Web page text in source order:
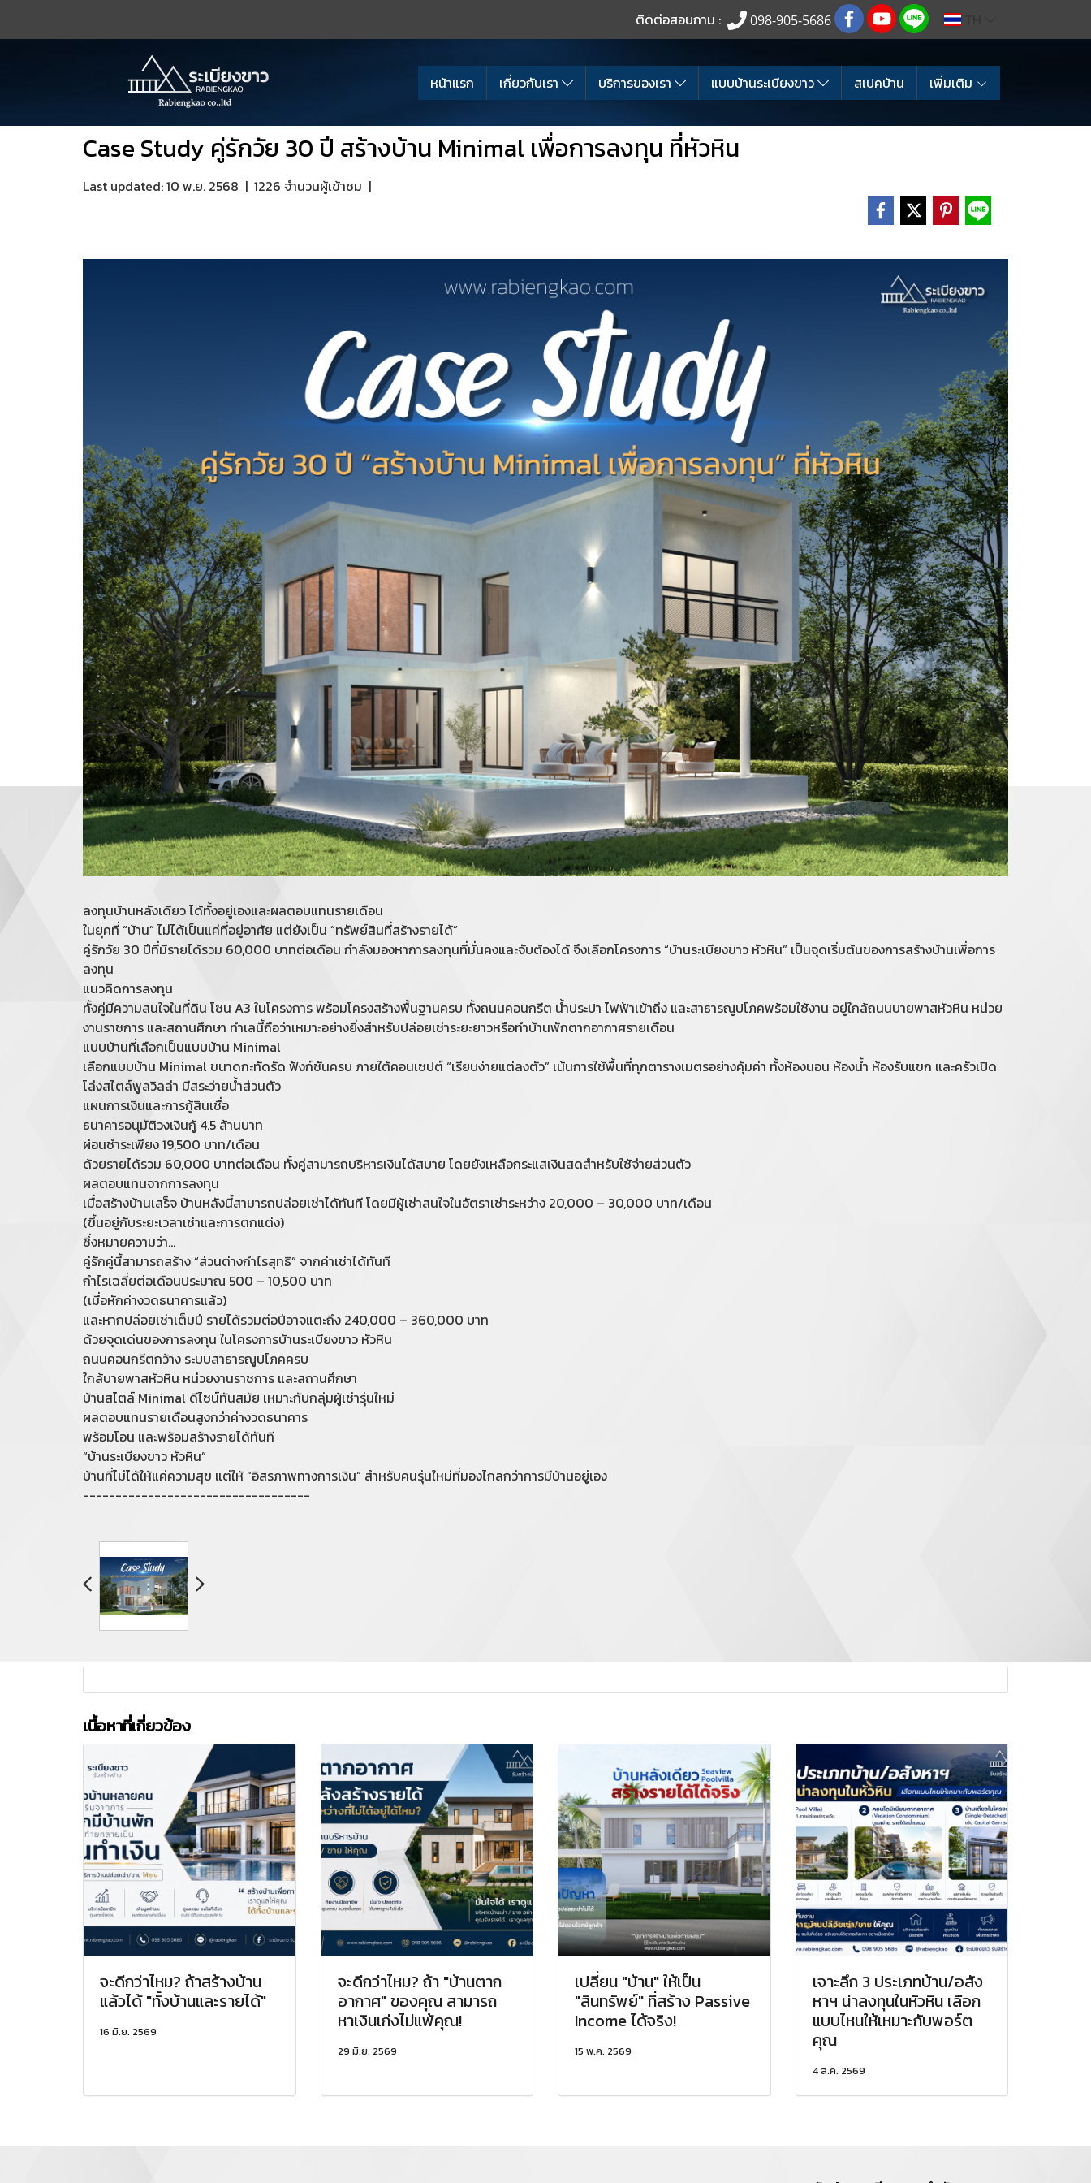
ติดต่อสอบถาม : 098-905-5686
หน้าแรก เกี่ยวกับเรา บริการของเรา แบบบ้านระเบียงขาว สเปคบ้าน เพิ่มเติม
Case Study คู่รักวัย 30 ปี สร้างบ้าน Minimal เพื่อการลงทุน ที่หัวหิน
Last updated: 10 พ.ย. 2568 | 1226 จำนวนผู้เข้าชม |
ลงทุนบ้านหลังเดียว ได้ทั้งอยู่เองและผลตอบแทนรายเดือน
ในยุคที่ “บ้าน” ไม่ได้เป็นแค่ที่อยู่อาศัย แต่ยังเป็น “ทรัพย์สินที่สร้างรายได้”
คู่รักวัย 30 ปีที่มีรายได้รวม 60,000 บาทต่อเดือน กำลังมองหาการลงทุนที่มั่นคงและจับต้องได้ จึงเลือกโครงการ “บ้านระเบียงขาว หัวหิน” เป็นจุดเริ่มต้นของการสร้างบ้านเพื่อการ
ลงทุน
แนวคิดการลงทุน
ทั้งคู่มีความสนใจในที่ดิน โซน A3 ในโครงการ พร้อมโครงสร้างพื้นฐานครบ ทั้งถนนคอนกรีต น้ำประปา ไฟฟ้าเข้าถึง และสาธารณูปโภคพร้อมใช้งาน อยู่ใกล้ถนนบายพาสหัวหิน หน่วย
งานราชการ และสถานศึกษา ทำเลนี้ถือว่าเหมาะอย่างยิ่งสำหรับปล่อยเช่าระยะยาวหรือทำบ้านพักตากอากาศรายเดือน
แบบบ้านที่เลือกเป็นแบบบ้าน Minimal
เลือกแบบบ้าน Minimal ขนาดกะทัดรัด ฟังก์ชันครบ ภายใต้คอนเซปต์ “เรียบง่ายแต่ลงตัว” เน้นการใช้พื้นที่ทุกตารางเมตรอย่างคุ้มค่า ทั้งห้องนอน ห้องน้ำ ห้องรับแขก และครัวเปิด
โล่งสไตล์พูลวิลล่า มีสระว่ายน้ำส่วนตัว
แผนการเงินและการกู้สินเชื่อ
ธนาคารอนุมัติวงเงินกู้ 4.5 ล้านบาท
ผ่อนชำระเพียง 19,500 บาท/เดือน
ด้วยรายได้รวม 60,000 บาทต่อเดือน ทั้งคู่สามารถบริหารเงินได้สบาย โดยยังเหลือกระแสเงินสดสำหรับใช้จ่ายส่วนตัว
ผลตอบแทนจากการลงทุน
เมื่อสร้างบ้านเสร็จ บ้านหลังนี้สามารถปล่อยเช่าได้ทันที โดยมีผู้เช่าสนใจในอัตราเช่าระหว่าง 20,000 – 30,000 บาท/เดือน
(ขึ้นอยู่กับระยะเวลาเช่าและการตกแต่ง)
ซึ่งหมายความว่า...
คู่รักคู่นี้สามารถสร้าง “ส่วนต่างกำไรสุทธิ” จากค่าเช่าได้ทันที
กำไรเฉลี่ยต่อเดือนประมาณ 500 – 10,500 บาท
(เมื่อหักค่างวดธนาคารแล้ว)
และหากปล่อยเช่าเต็มปี รายได้รวมต่อปีอาจแตะถึง 240,000 – 360,000 บาท
ด้วยจุดเด่นของการลงทุน ในโครงการบ้านระเบียงขาว หัวหิน
ถนนคอนกรีตกว้าง ระบบสาธารณูปโภคครบ
ใกล้บายพาสหัวหิน หน่วยงานราชการ และสถานศึกษา
บ้านสไตล์ Minimal ดีไซน์ทันสมัย เหมาะกับกลุ่มผู้เช่ารุ่นใหม่
ผลตอบแทนรายเดือนสูงกว่าค่างวดธนาคาร
พร้อมโอน และพร้อมสร้างรายได้ทันที
“บ้านระเบียงขาว หัวหิน”
บ้านที่ไม่ได้ให้แค่ความสุข แต่ให้ “อิสรภาพทางการเงิน” สำหรับคนรุ่นใหม่ที่มองไกลกว่าการมีบ้านอยู่เอง
-----------------------------------
เนื้อหาที่เกี่ยวข้อง
จะดีกว่าไหม? ถ้าสร้างบ้าน
แล้วได้ "ทั้งบ้านและรายได้"
16 มิ.ย. 2569
จะดีกว่าไหม? ถ้า "บ้านตาก
อากาศ" ของคุณ สามารถ
หาเงินเก่งไม่แพ้คุณ!
29 มิ.ย. 2569
เปลี่ยน "บ้าน" ให้เป็น
"สินทรัพย์" ที่สร้าง Passive
Income ได้จริง!
15 พ.ค. 2569
เจาะลึก 3 ประเภทบ้าน/อสัง
หาฯ น่าลงทุนในหัวหิน เลือก
แบบไหนให้เหมาะกับพอร์ต
คุณ
4 ส.ค. 2569